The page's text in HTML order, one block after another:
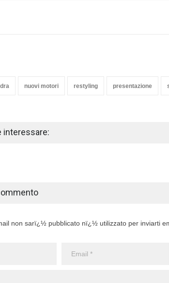
nuovi motori restyling presentazione
interessare:
non sarï¿½ pubblicato nï¿½ utilizzato per inviarti